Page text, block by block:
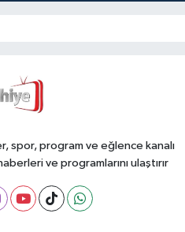
spor, program ve eğlence kanalı
ve programlarını ulaştırır